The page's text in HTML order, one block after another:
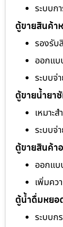
ระบบก
ตู้ขายสินค้า
รองรับ
ออกแบ
ระบบจ่
ตู้ขายน้ำยา
เหมาะ
ระบบจ่
ตู้ขายสินค้า
ออกแบ
เพิ่มคว
ตู้น้ำดื่มหยอ
ระบบก